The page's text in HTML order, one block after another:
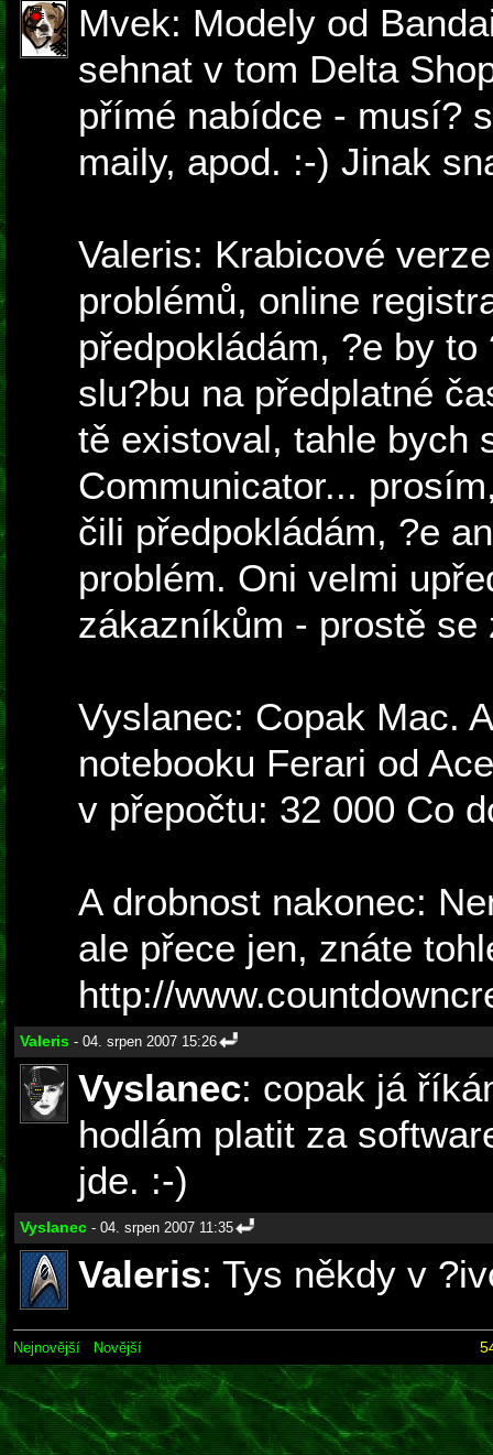
Mvek: Modely od
sehnat v tom Delta
přímé nabídce - musí?
maily, apod. :-) Jinak
Valeris: Krabicové
problémů, online
předpokládám, ?e by
slu?bu na předplatné
tě existoval, tahle bych
Communicator...
čili předpokládám, ?e
problém. Oni velmi
zákazníkům - prostě
Vyslanec: Copak Mac.
notebooku Ferari od
v přepočtu: 32 000 Co
A drobnost nakonec:
ale přece jen, znáte
http://
Valeris - 04. srpen 2007 15:26
Vyslanec: copak já
hodlám platit za
jde. :-)
Vyslanec - 04. srpen 2007 11:35
Valeris: Tys někdy v
Nejnovější Novější